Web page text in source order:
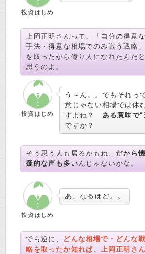
投資はじめ
上岡正明さんって、「自分の得意な
手法・得意な相場でのみ戦う戦略」
を取ったから億り人になれたんだと
思うのよ。
投資はじめ
う～ん。。でもそれっ
意じゃない相場では休
すよね？ある意味で“
ですか？
そう思う人も居るかもね、 だから懐
疑的な声も多いんじゃないかな。
投資はじめ
あ、なるほど。。
でも逆に、
どんな相場で・どんな戦
略を取ったか知れば、上岡正明さん